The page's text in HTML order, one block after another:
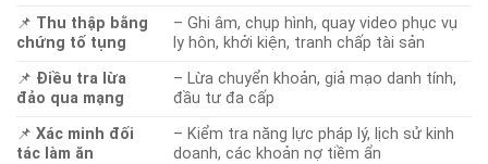
📌 Thu thập bằng
chứng tố tụng
– Ghi âm, chụp hình, quay video phục vụ
ly hôn, khởi kiện, tranh chấp tài sản
📌 Điều tra lừa
đảo qua mạng
– Lừa chuyển khoản, giả mạo danh tính,
đầu tư đa cấp
📌 Xác minh đối
tác làm ăn
– Kiểm tra năng lực pháp lý, lịch sử kinh
doanh, các khoản nợ tiềm ẩn